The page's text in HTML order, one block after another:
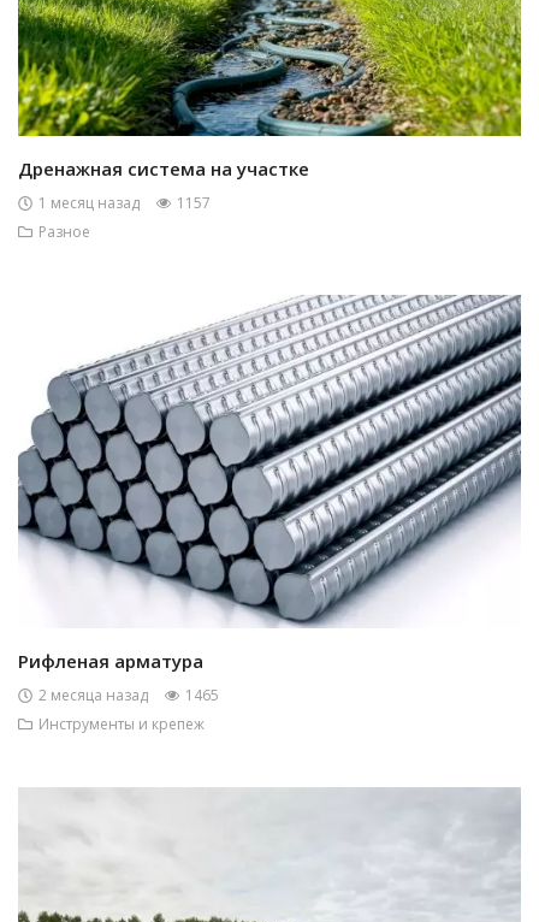
Дренажная система на участке
1 месяц назад
1157
Разное
Рифленая арматура
2 месяца назад
1465
Инструменты и крепеж